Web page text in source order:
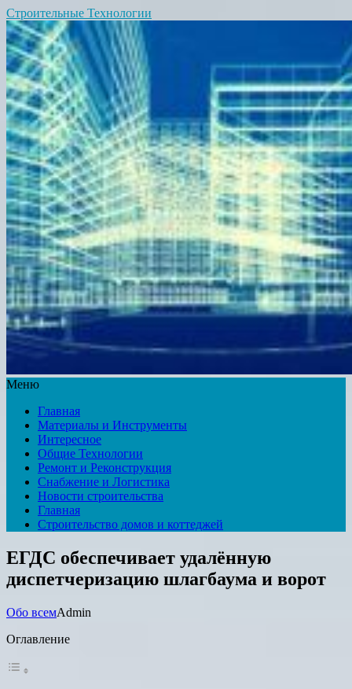
Строительные Технологии
Меню
Главная
Материалы и Инструменты
Интересное
Общие Технологии
Ремонт и Реконструкция
Снабжение и Логистика
Новости строительства
Главная
Строительство домов и коттеджей
ЕГДС обеспечивает удалённую
диспетчеризацию шлагбаума и ворот
Обо всемAdmin
Оглавление